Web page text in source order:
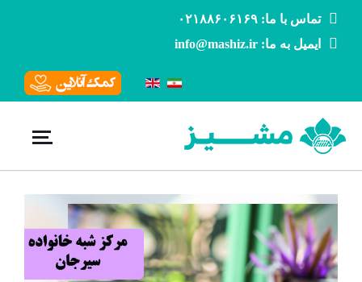
تماس با ما: ۰۲۱۸۸۶۰۶۱۶۹
ایمیل به ما: info@mashiz.ir